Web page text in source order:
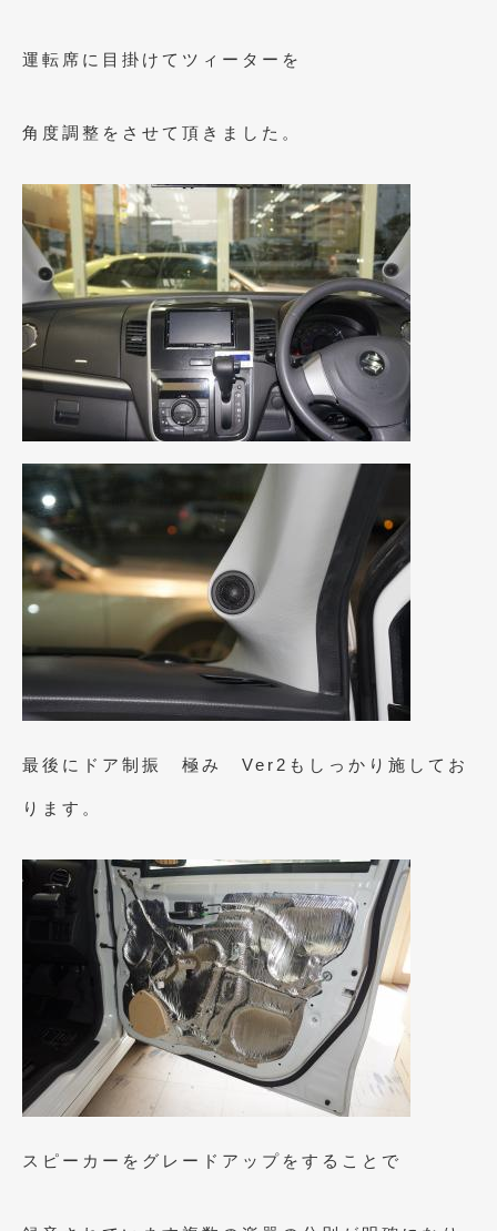
運転席に目掛けてツィーターを
角度調整をさせて頂きました。
最後にドア制振 極み Ver2もしっかり施してお
ります。
スピーカーをグレードアップをすることで